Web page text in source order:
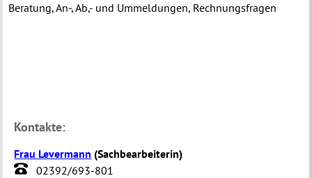
Beratung, An-, Ab,- und Ummeldungen, Rechnungsfragen
Kontakte:
Frau Levermann (Sachbearbeiterin)
02392/693-801